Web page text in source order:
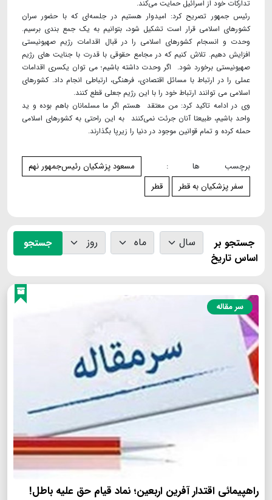
تدارکات خود از اسرائیل حمایت می‌کند.
رئیس جمهور تصریح کرد: امیدوار هستیم در جلسه‌ای که با حضور سران
کشورهای اسلامی قرار است تشکیل شود، بتوانیم به یک جمع بندی برسیم.
وحدت و انسجام کشورهای اسلامی را در قبال اقدامات رژیم صهیونیستی
افزایش دهیم. تلاش کنیم که در مجامع حقوقی با قدرت با جنایت های رژیم
صهیونیستی برخورد شود. اگر وحدت داشته باشیم؛ می توان یکسری اقدامات
عملی را در ارتباط با مسائل اقتصادی، فرهنگی، ارتباطی انجام داد. کشورهای
اسلامی می توانند ارتباط خود را با این رژیم جعلی قطع کنند.
وی در ادامه تاکید کرد: من معتقد هستم اگر ما مسلمانان باهم بوده و ید
واحد باشیم، طبیعتا آنان جرئت نمی‌کنند به این راحتی به کشورهای اسلامی
حمله کرده و تمام قوانین موجود در دنیا را زیرپا بگذارند.
برچسب ها :
مسعود پزشکیان رئیس‌جمهور نهم
سفر پزشکیان به قطر
قطر
جستجو بر
اساس تاریخ
جستجو
سر مقاله
راهپیمائی اقتدار آفرین اربعین؛ نماد قیام حق علیه باطل!